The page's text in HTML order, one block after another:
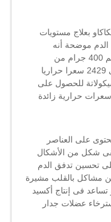
بعلاج مستويات
موضحة أنه
للحصول على الجرعة الفعالة لابد أن تلتهم 400 جرام من
الشيكولاتة الداكنة، التى تحتوى على على 2429 سعرا حراريا
للحصول على
سعرات حرارية زائدة
على العناصر
شكل من الأشكال
على تحسين تدفق الدم
مشاكل بالقلب مشيرة
تساعد فى إنتاج أكسيد
عضلات جدار